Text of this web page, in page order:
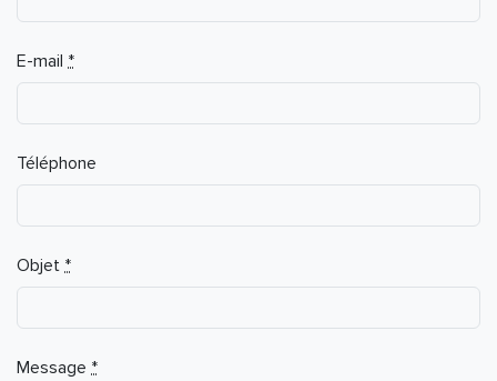
E-mail *
Téléphone
Objet *
Message *